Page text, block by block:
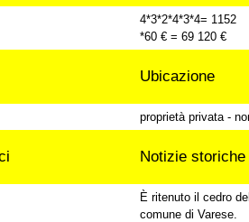
4*3*2*4*3*4= 1152
*60 € = 69 120 €
Ubicazione
proprietà privata -
Notizie storiche
È ritenuto il cedro
comune di Varese.
di Villa Leonardi, Ternate (Va)
di Villa Borromeo, Viggiù (Va)